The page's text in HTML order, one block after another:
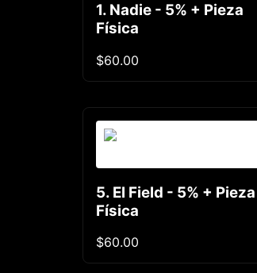
1. Nadie - 5% + Pieza
Física
$60.00
5. El Field - 5% + Pieza
Física
$60.00